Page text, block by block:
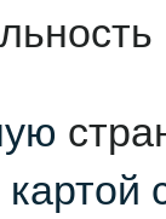
картой